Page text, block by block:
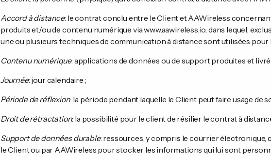
Accord à distance: le contrat conclu entre le Client et AAWireless
produits et/ou de contenu numérique via www.aawireless.io, dans lequel,
une ou plusieurs techniques de communication à distance sont utilisées
Contenu numérique: applications de données ou de support produites et
Journée: jour calendaire ;
Période de réflexion: la période pendant laquelle le Client peut faire usage de
Droit de rétractation: la possibilité pour le client de résilier le contrat à
Support de données durable: ressources, y compris le courrier électronique,
le Client ou par AAWireless pour stocker les informations qui lui sont